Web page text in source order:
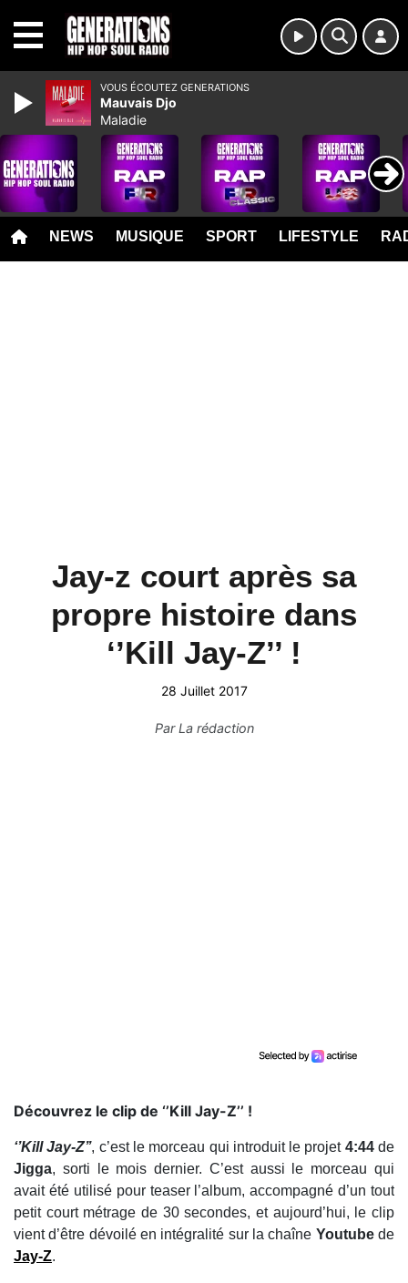
NEWS MUSIQUE SPORT LIFESTYLE
Jay-z court après sa
propre histoire dans
‘’Kill Jay-Z’’ !
28 Juillet 2017
ParLa rédaction
​Découvrez le clip de ‘’Kill Jay-Z’’ !
‘’Kill Jay-Z’’, c’est le morceau qui introduit le projet 4:44de
Jigga, sorti le mois dernier. C’est aussi le morceau qui
avait été utilisé pour teaser l’album, accompagné d’un tout
petit court métrage de 30 secondes, et aujourd’hui, le clip
vient d’être dévoilé en intégralité sur la chaîne Youtubede
Jay-Z.
VOUS ÉCOUTEZ GENERATIONS
Mauvais Djo
Maladie